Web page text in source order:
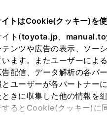
トはCookie(クッキー)を使
イト(toyota.jp、
ンツや広告の表示、ソー
ます。またユーザーによ
告配信、データ解析の各パ
とユーザーが各パートナー
ときに収集した他の情報を
るとCookie(クッキー)に
クス
3つの買い方 オンライン購入